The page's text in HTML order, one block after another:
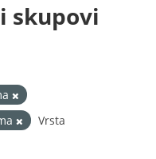
skupovi
Vrsta